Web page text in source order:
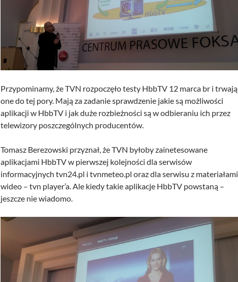
Przypominamy, że TVN rozpoczęło testy HbbTV 12 marca br i trwają
one do tej pory. Mają za zadanie sprawdzenie jakie są możliwości
aplikacji w HbbTV i jak duże rozbieżności są w odbieraniu ich przez
telewizory poszczególnych producentów.
Tomasz Berezowski przyznał, że TVN byłoby zainetesowane
aplikacjami HbbTV w pierwszej kolejności dla serwisów
informacyjnych tvn24.pl i tvnmeteo.pl oraz dla serwisu z materiałami
wideo – tvn player’a. Ale kiedy takie aplikacje HbbTV powstaną –
jeszcze nie wiadomo.